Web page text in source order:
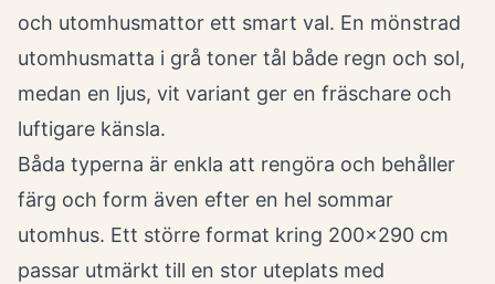
och utomhusmattor ett smart val. En mönstrad
utomhusmatta i grå toner tål både regn och sol,
medan en ljus, vit variant ger en fräschare och
luftigare känsla.
Båda typerna är enkla att rengöra och behåller
färg och form även efter en hel sommar
utomhus. Ett större format kring 200x290 cm
passar utmärkt till en stor uteplats med